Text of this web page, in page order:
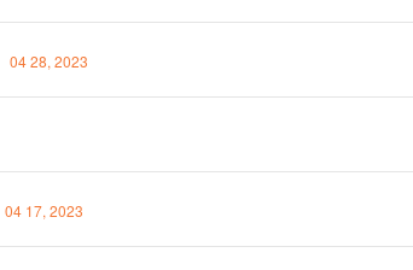
04 28, 2023
04 17, 2023